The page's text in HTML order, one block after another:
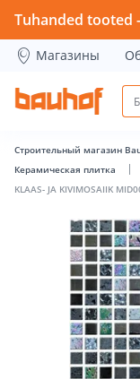
KLAAS- JA
Tuhanded tooted
Магазины
Строительный магазин
Керамическая плитка
KLAAS- JA KIVIMOSAIIK